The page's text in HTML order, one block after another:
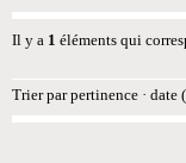
Il y a 1 éléments qui
Trier par pertinence · date